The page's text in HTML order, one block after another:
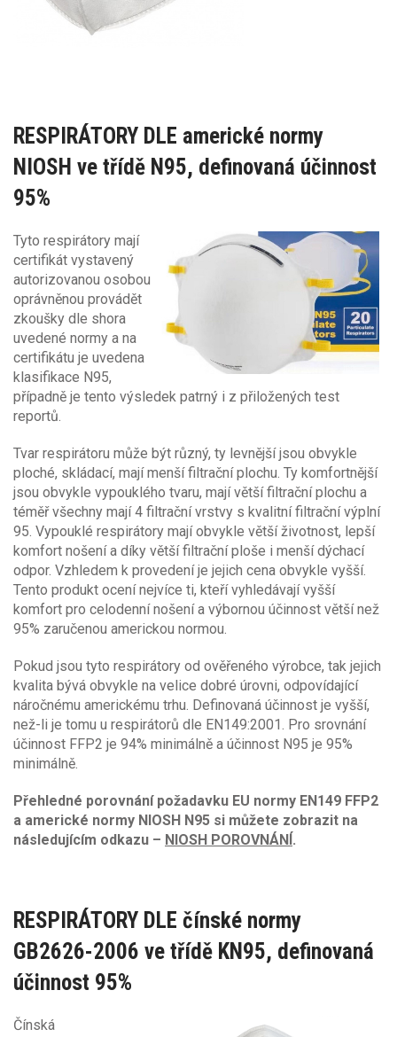
RESPIRÁTORY DLE americké normy
NIOSH ve třídě N95, definovaná účinnost
95%
Tyto respirátory mají
certifikát vystavený
autorizovanou osobou
oprávněnou provádět
zkoušky dle shora
uvedené normy a na
certifikátu je uvedena
klasifikace N95,
případně je tento výsledek patrný i z přiložených test
reportů.
Tvar respirátoru může být různý, ty levnější jsou obvykle
ploché, skládací, mají menší filtrační plochu. Ty komfortnější
jsou obvykle vypouklého tvaru, mají větší filtrační plochu a
téměř všechny mají 4 filtrační vrstvy s kvalitní filtrační výplní
95. Vypouklé respirátory mají obvykle větší životnost, lepší
komfort nošení a díky větší filtrační ploše i menší dýchací
odpor. Vzhledem k provedení je jejich cena obvykle vyšší.
Tento produkt ocení nejvíce ti, kteří vyhledávají vyšší
komfort pro celodenní nošení a výbornou účinnost větší než
95% zaručenou americkou normou.
Pokud jsou tyto respirátory od ověřeného výrobce, tak jejich
kvalita bývá obvykle na velice dobré úrovni, odpovídající
náročnému americkému trhu. Definovaná účinnost je vyšší,
než-li je tomu u respirátorů dle EN149:2001. Pro srovnání
účinnost FFP2 je 94% minimálně a účinnost N95 je 95%
minimálně.
Přehledné porovnání požadavku EU normy EN149 FFP2
a americké normy NIOSH N95 si můžete zobrazit na
následujícím odkazu – NIOSH POROVNÁNÍ.
RESPIRÁTORY DLE čínské normy
GB2626-2006 ve třídě KN95, definovaná
účinnost 95%
Čínská